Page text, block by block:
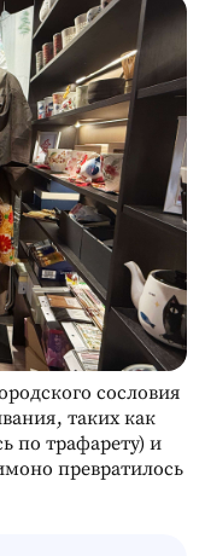
сословия
таких как
по трафарету) и
превратилось